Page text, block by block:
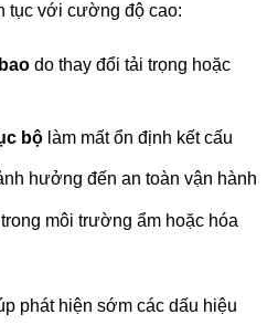
tục với cường độ cao:
do thay đổi tải trọng hoặc
bộlàm mất ổn định kết cấu
hưởng đến an toàn vận hành
môi trường ẩm hoặc hóa
phát hiện sớm các dấu hiệu